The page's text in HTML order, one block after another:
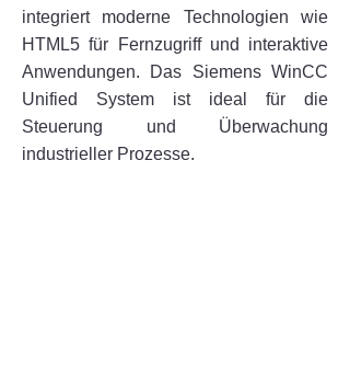
integriert moderne Technologien wie
HTML5 für Fernzugriff und interaktive
Anwendungen. Das Siemens WinCC
Unified System ist ideal für die
Steuerung und Überwachung
industrieller Prozesse.